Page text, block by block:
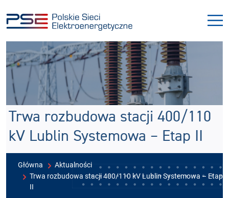
do
menu
do
treści
Trwa rozbudowa stacji 400/110
kV Lublin Systemowa – Etap II
Główna
Aktualności
Trwa rozbudowa stacji 400/110 kV Lublin Systemowa – Etap
II